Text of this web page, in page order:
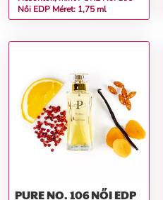
Női EDP Méret: 1,75 ml
PURE NO. 106 NŐI EDP